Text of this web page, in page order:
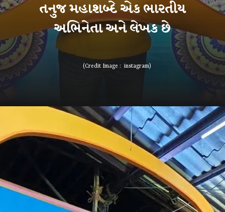
તનુજ મહાશબ્દે એક ભારતીય
અભિનેતા અને લેખક છે
(Credit Image : instagram)